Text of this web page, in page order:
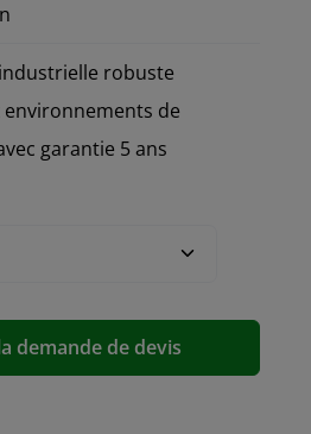
robuste
environnements de
garantie 5 ans
demande de devis